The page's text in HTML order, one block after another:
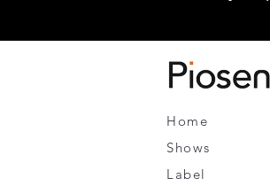
Home
Shows
Label